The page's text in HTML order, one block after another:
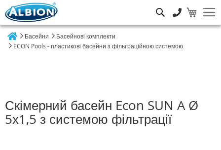
Басейни
Басейнові комплекти
ECON Pools - пластикові басейни з фільтраційною системою
Скімерний басейн Econ SUN A Ø
5х1,5 з системою фільтрації